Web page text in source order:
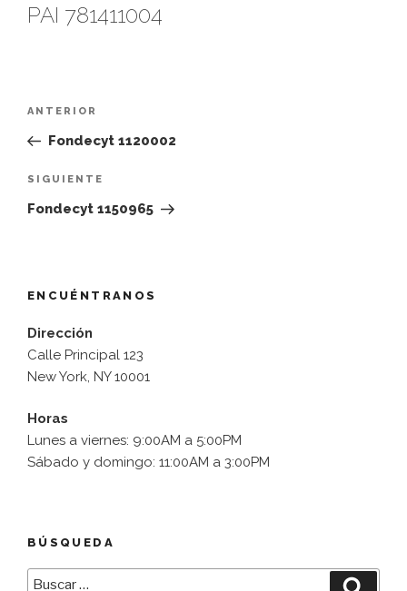
PAI 781411004
Navegación
entradas
Entrada
anterior:
ANTERIOR
Fondecyt 1120002
Siguiente
entrada
SIGUIENTE
Fondecyt 1150965
ENCUÉNTRANOS
Dirección
Calle Principal 123
New York, NY 10001
Horas
Lunes a viernes: 9:00AM a 5:00PM
Sábado y domingo: 11:00AM a 3:00PM
BÚSQUEDA
Buscar